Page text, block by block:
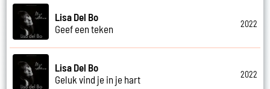
Lisa Del Bo
Geef een teken
2022
Lisa Del Bo
Geluk vind je in je hart
2022